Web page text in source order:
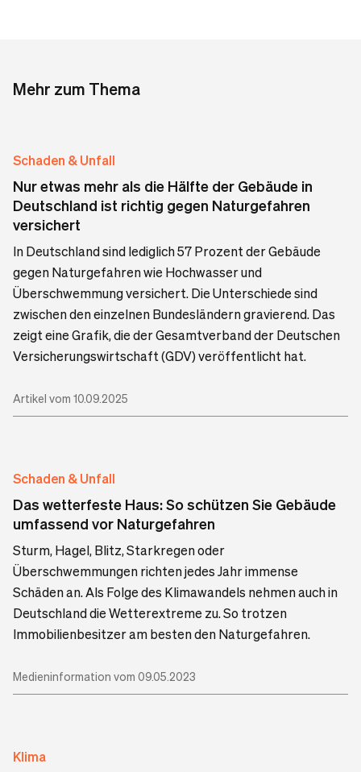
Mehr zum Thema
Schaden & Unfall
Nur etwas mehr als die Hälfte der Gebäude in
Deutschland ist richtig gegen Naturgefahren
versichert
In Deutschland sind lediglich 57 Prozent der Gebäude
gegen Naturgefahren wie Hochwasser und
Überschwemmung versichert. Die Unterschiede sind
zwischen den einzelnen Bundesländern gravierend. Das
zeigt eine Grafik, die der Gesamtverband der Deutschen
Versicherungswirtschaft (GDV) veröffentlicht hat.
Artikel vom 10.09.2025
Schaden & Unfall
Das wetterfeste Haus: So schützen Sie Gebäude
umfassend vor Naturgefahren
Sturm, Hagel, Blitz, Starkregen oder
Überschwemmungen richten jedes Jahr immense
Schäden an. Als Folge des Klimawandels nehmen auch in
Deutschland die Wetterextreme zu. So trotzen
Immobilienbesitzer am besten den Naturgefahren.
Medieninformation vom 09.05.2023
Klima